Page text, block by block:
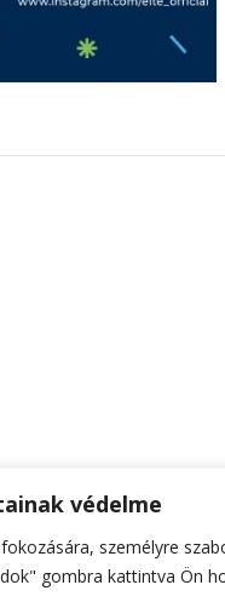
védelme
személyre
gombra kattintva Ön
. Minden jog